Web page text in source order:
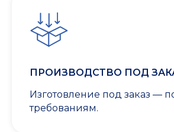
ПРОИЗВОДСТВО ПОД
Изготовление под заказ —
требованиям.